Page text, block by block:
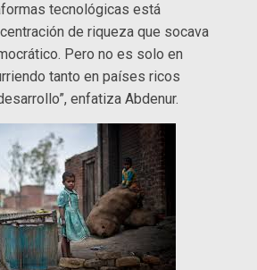
tecnológicas está
de riqueza que socava
Pero no es solo en
tanto en países ricos
enfatiza Abdenur.